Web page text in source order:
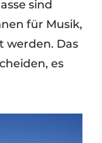
sind
für Musik,
werden. Das
es